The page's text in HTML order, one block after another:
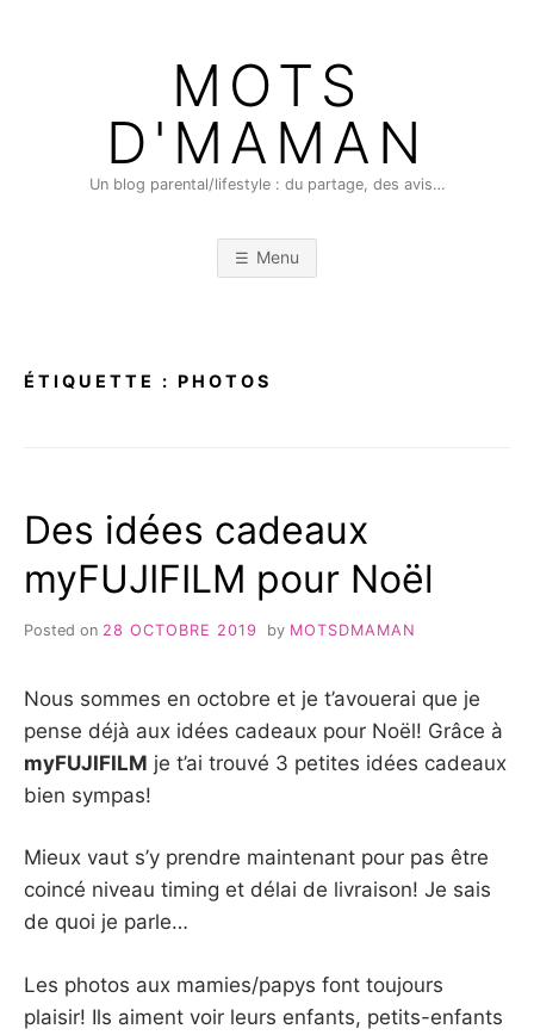
MOTS
D'MAMAN
Un blog parental/lifestyle : du partage, des avis…
Menu
ÉTIQUETTE : PHOTOS
Des idées cadeaux
myFUJIFILM pour Noël
Posted on 28 OCTOBRE 2019 by MOTSDMAMAN
Nous sommes en octobre et je t’avouerai que je
pense déjà aux idées cadeaux pour Noël! Grâce à
myFUJIFILM je t’ai trouvé 3 petites idées cadeaux
bien sympas!
Mieux vaut s’y prendre maintenant pour pas être
coincé niveau timing et délai de livraison! Je sais
de quoi je parle…
Les photos aux mamies/papys font toujours
plaisir! Ils aiment voir leurs enfants, petits-enfants